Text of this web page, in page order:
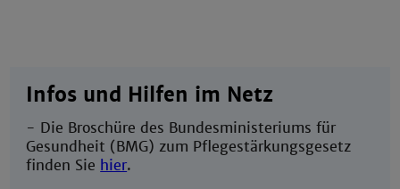
Infos und Hilfen im Netz
- Die Broschüre des Bundesministeriums für
Gesundheit (BMG) zum Pflegestärkungsgesetz
finden Sie hier.